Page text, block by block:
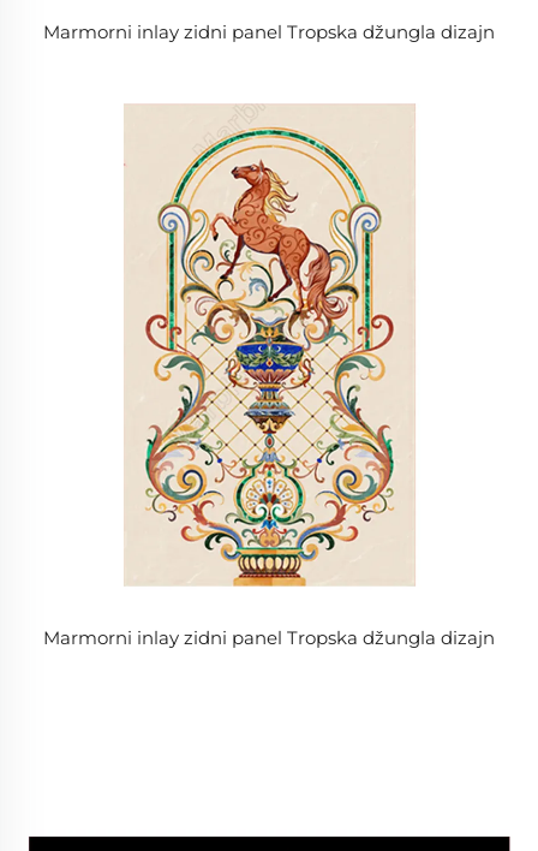
Marmorni inlay zidni panel Tropska džungla dizajn
Marmorni inlay zidni panel Tropska džungla dizajn